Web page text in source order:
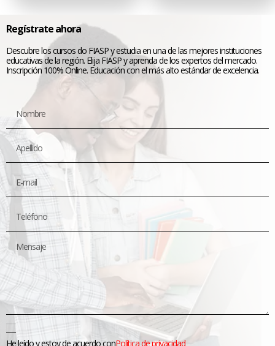
Regístrate ahora
Descubre los cursos do FIASP y estudia en una de las mejores instituciones
educativas de la región. Elija FIASP y aprenda de los expertos del mercado.
Inscripción 100% Online. Educación con el más alto estándar de excelencia.
He leído y estoy de acuerdo conPolítica de privacidad